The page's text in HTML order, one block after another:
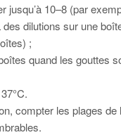
jusqu’à 10–8 (par
dilutions sur une
;
quand les gouttes
compter les plages